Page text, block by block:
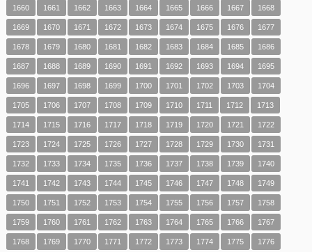
1660 1661 1662 1663 1664 1665 1666 1667 1668
1669 1670 1671 1672 1673 1674 1675 1676 1677
1678 1679 1680 1681 1682 1683 1684 1685 1686
1687 1688 1689 1690 1691 1692 1693 1694 1695
1696 1697 1698 1699 1700 1701 1702 1703 1704
1705 1706 1707 1708 1709 1710 1711 1712 1713
1714 1715 1716 1717 1718 1719 1720 1721 1722
1723 1724 1725 1726 1727 1728 1729 1730 1731
1732 1733 1734 1735 1736 1737 1738 1739 1740
1741 1742 1743 1744 1745 1746 1747 1748 1749
1750 1751 1752 1753 1754 1755 1756 1757 1758
1759 1760 1761 1762 1763 1764 1765 1766 1767
1768 1769 1770 1771 1772 1773 1774 1775 1776